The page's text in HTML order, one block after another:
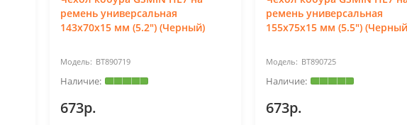
ремень универсальная
143x70x15 мм (5.2") (Черный)
BT890719
673р.
ремень универсальная
155x75x15 мм (5.5")
BT890725
673р.